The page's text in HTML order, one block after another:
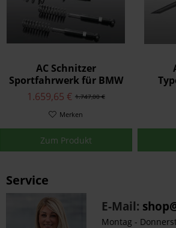
AC Schnitzer
Sportfahrwerk für BMW
4er F33 Cabrio 430d
ohne xDrive
1.747,00 €
1.659,65 €
Merken
Zum Produkt
Service
E-Mail:
Montag -